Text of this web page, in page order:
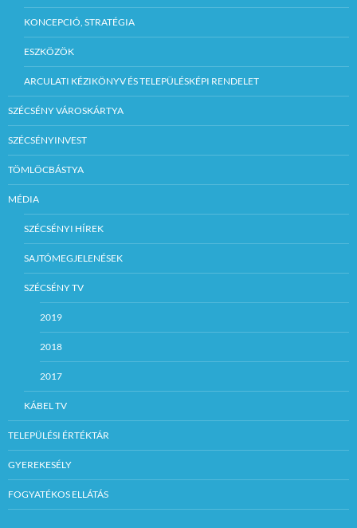
KONCEPCIÓ, STRATÉGIA
ESZKÖZÖK
ARCULATI KÉZIKÖNYV ÉS TELEPÜLÉSKÉPI RENDELET
SZÉCSÉNY VÁROSKÁRTYA
SZÉCSÉNYINVEST
TÖMLÖCBÁSTYA
MÉDIA
SZÉCSÉNYI HÍREK
SAJTÓMEGJELENÉSEK
SZÉCSÉNY TV
2019
2018
2017
KÁBEL TV
TELEPÜLÉSI ÉRTÉKTÁR
GYEREKESÉLY
FOGYATÉKOS ELLÁTÁS